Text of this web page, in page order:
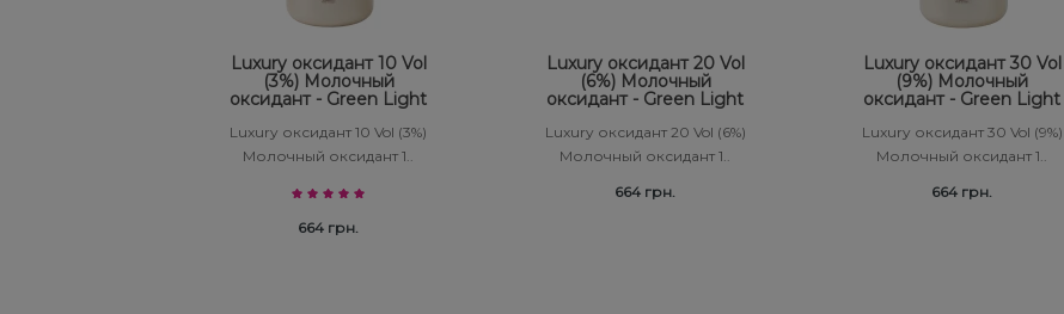
Luxury оксидант 10 Vol
(3%) Молочный
оксидант - Green Light
Luxury оксидант 10 Vol (3%)
Молочный оксидант 1..
664 грн.
Luxury оксидант 20 Vol
(6%) Молочный
оксидант - Green Light
Luxury оксидант 20 Vol (6%)
Молочный оксидант 1..
664 грн.
Luxury оксидант 30 Vol
(9%) Молочный
оксидант - Green Light
Luxury оксидант 30 Vol (9%)
Молочный оксидант 1..
664 грн.